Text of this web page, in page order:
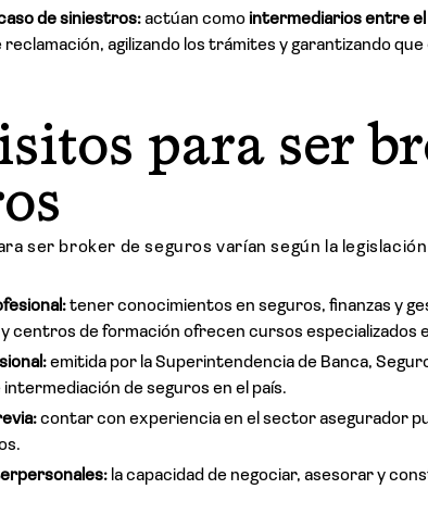
de siniestros:actúan como intermediarios entre
agilizando los trámites y garantizando
para ser
ser broker de seguros varían según la legislación
tener conocimientos en seguros, finanzas y
centros de formación ofrecen cursos especializados
emitida por la Superintendencia de Banca,
de seguros en el país.
contar con experiencia en el sector asegurador
la capacidad de negociar, asesorar y